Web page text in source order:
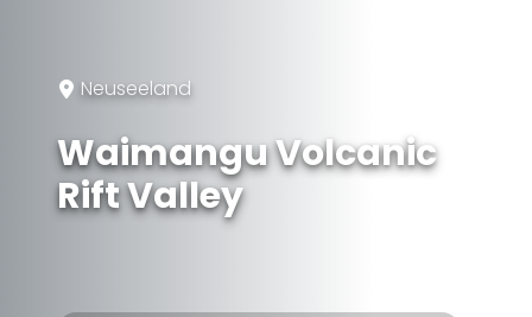
Neuseeland
Waimangu Volcanic
Rift Valley